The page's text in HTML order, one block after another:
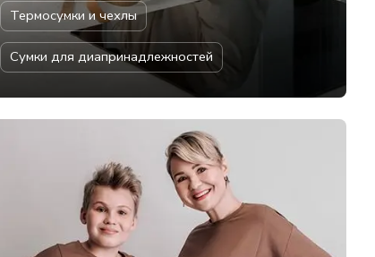
Термосумки и чехлы
Сумки для диапринадлежностей